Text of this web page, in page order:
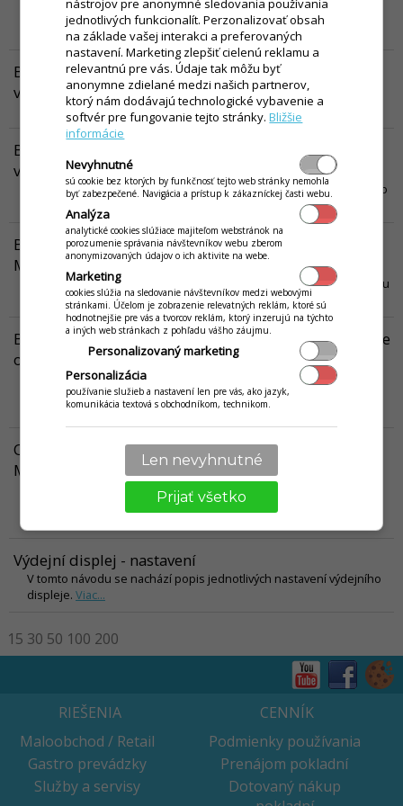
Dočtete se, kdy je vhodné takový systém využívat, jak na to, jak
systém správně nastavit a používat. Viac...
Bufet s výdejním okénkem v iKelp POS Mobile -
výdejní lístek
Návod popisuje jak nastavit tisk objednávkového lístku
Bufet s výdejním okénkem v iKelp POS Mobile -
výdejní displej
V tomto návodu naleznete postup nastavení výdejního displeje pro
vyřizování objednávek.
Viac...
Bufetový systém s online objednáváním v iKelp POS
Mobile
V tomto návodu jsou popsány možnosti využití bufetového systému
v aplikaci iKelp POS Mobile.Viac...
Bufet s výdejním okénkem v iKelp POS Mobile - online
objednávky
V tomto článku najdete postup, jakým je možné využít aplikaci iKelp
POS Mobile také v případě bufetu např. na pláži nebo koupališti.
Objednej a vyzvedni nebo Take Away v iKelp POS
Mobile
V tomto návode nájdete informáciu o tom, ako viete uľahčiť online
objednávanie pre zákazníka s rýchlim vyzdvihnutím na prevádzke.
Výdejní displej - nastavení
V tomto návodu se nachází popis jednotlivých nastavení výdejního
displeje. Viac...
15 30 50 100 200
RIEŠENIA
Maloobchod / Retail
Gastro prevádzky
Služby a servisy
CENNÍK
Podmienky používania
Prenájom pokladní
Dotovaný nákup
nástrojov pre anonymné sledovania používania
jednotlivých funkcionalít. Perzonalizovať obsah
na základe vašej interakci a preferovaných
nastavení. Marketing zlepšiť cielenú reklamu a
relevantnú pre vás. Údaje tak môžu byť
anonymne zdielané medzi našich partnerov,
ktorý nám dodávajú technologické vybavenie a
softvér pre fungovanie tejto stránky.Bližšie
informácie
Nevyhnutné
sú cookie bez ktorých by funkčnosť tejto web stránky nemohla
byť zabezpečené. Navigácia a prístup k zákazníckej časti webu.
Analýza
analytické cookies slúžiace majiteľom webstránok na
porozumenie správania návštevníkov webu zberom
anonymizovaných údajov o ich aktivite na webe.
Marketing
cookies slúžia na sledovanie návštevníkov medzi webovými
stránkami. Účelom je zobrazenie relevatných reklám, ktoré sú
hodnotnejšie pre vás a tvorcov reklám, ktorý inzerujú na týchto
a iných web stránkach z pohľadu vášho záujmu.
Personalizovaný marketing
Personalizácia
používanie služieb a nastavení len pre vás, ako jazyk,
komunikácia textová s obchodníkom, technikom.
Len nevyhnutné
Prijať všetko